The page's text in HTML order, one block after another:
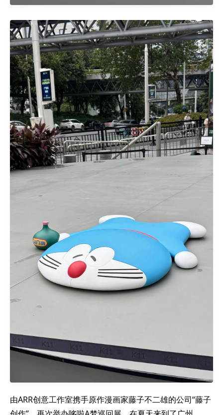
由ARR创意工作室携手原作漫画家藤子不二雄的公司“藤子